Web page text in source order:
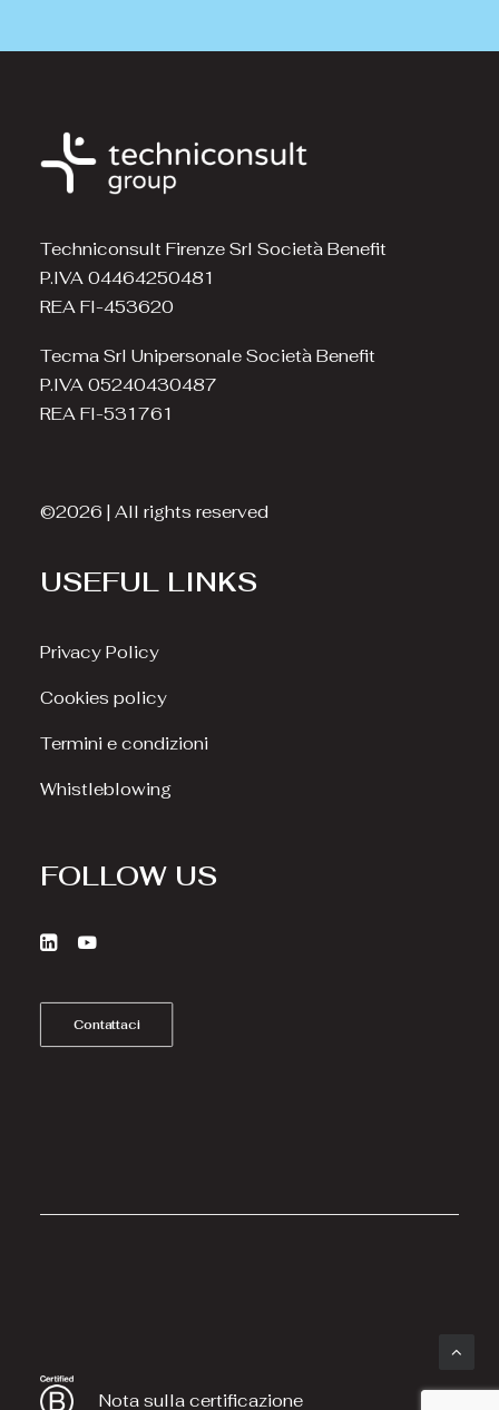
Techniconsult Firenze Srl Società Benefit
P.IVA 04464250481
REA FI-453620
Tecma Srl Unipersonale Società Benefit
P.IVA 05240430487
REA FI-531761
©2026 | All rights reserved
USEFUL LINKS
Privacy Policy
Cookies policy
Termini e condizioni
Whistleblowing
FOLLOW US
Contattaci
Nota sulla certificazione